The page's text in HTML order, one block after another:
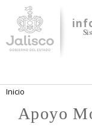
Se encuentra usted aquí
Inicio
Apoyo